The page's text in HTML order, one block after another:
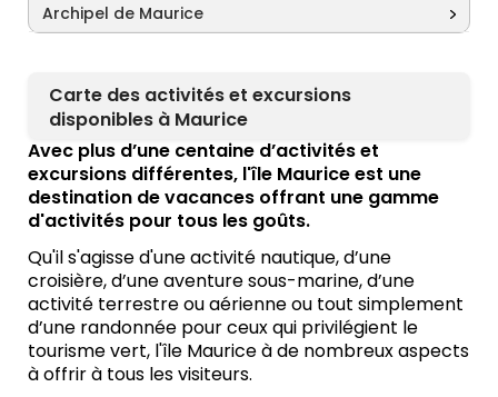
Archipel de Maurice
Carte des activités et excursions
disponibles à Maurice
Avec plus d’une centaine d’activités et
excursions différentes, l'île Maurice est une
destination de vacances offrant une gamme
d'activités pour tous les goûts.
Qu'il s'agisse d'une activité nautique, d’une
croisière, d’une aventure sous-marine, d’une
activité terrestre ou aérienne ou tout simplement
d’une randonnée pour ceux qui privilégient le
tourisme vert, l'île Maurice à de nombreux aspects
à offrir à tous les visiteurs.